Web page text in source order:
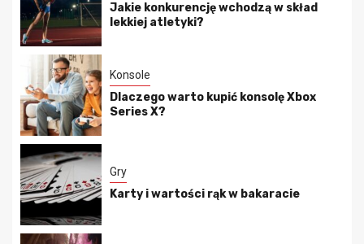
Jakie konkurencję wchodzą w skład
lekkiej atletyki?
Konsole
Dlaczego warto kupić konsolę Xbox
Series X?
Gry
Karty i wartości rąk w bakaracie